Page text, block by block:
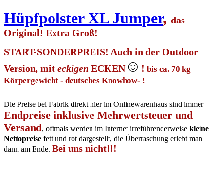
Hüpfpolster XL Jumper, das
Original! Extra Groß!
START-SONDERPREIS! Auch in der Outdoor
Version, mit eckigen ECKEN☺ ! bis ca. 70 kg
Körpergewicht - deutsches Knowhow- !
Die Preise bei Fabrik direkt hier im Onlinewarenhaus sind immer
Endpreise inklusive Mehrwertsteuer und
Versand, oftmals werden im Internet irreführenderweise kleine
Nettopreise fett und rot dargestellt, die Überraschung erlebt man
dann am Ende. Bei uns nicht!!!